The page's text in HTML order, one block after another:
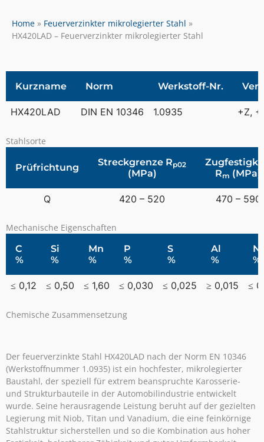
Home
Feuerverzinkter mikrolegierter Stahl
HX420LAD – Feuerverzinkter mikrolegierter Stahl
Kurzname Norm Werkstoff-Nr.
HX420LAD DIN EN 10346 1.0935 +Z,
Stahlsorte
Prüfrichtung Streckgrenze Rp02
(MPa)
Rm (MPa)
Q 420 – 520 470 – 590
Mechanische Eigenschaften
C
%
Si
%
Mn
%
P
%
S
%
Al
%
%
≤ 0,12 ≤ 0,50 ≤ 1,60 ≤ 0,030 ≤ 0,025 ≥ 0,015 ≤
Chemische Zusammensetzung
Der feuerverzinkte Stahl HX420LAD nach der Norm EN 10346
(Werkstoffnummer 1.0935) ist ein hochfester, mikrolegierter
Baustahl, der speziell für extrem beanspruchte Karosserie-
und Strukturbauteile in der Automobilindustrie entwickelt
wurde. Seine herausragende Leistung beruht auf der gezielten
Legierung mit Niob, Titan und Vanadium, die eine feinkörnige
Stahlstruktur sicherstellen und so die Kombination aus hoher